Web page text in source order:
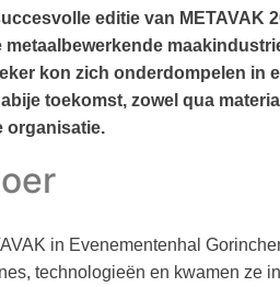
editie van METAVAK
kon zich onderdompelen in
toekomst, zowel qua
organisatie.
in Evenementenhal
technologieën en kwamen ze